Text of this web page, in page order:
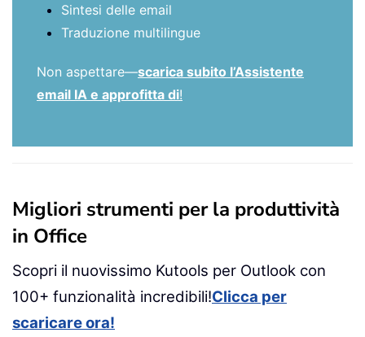
Sintesi delle email
Traduzione multilingue
Non aspettare—scarica subito l’Assistente
email IA e approfitta di!
Migliori strumenti per la produttività
in Office
Scopri il nuovissimo Kutools per Outlook con
100+ funzionalità incredibili!Clicca per
scaricare ora!